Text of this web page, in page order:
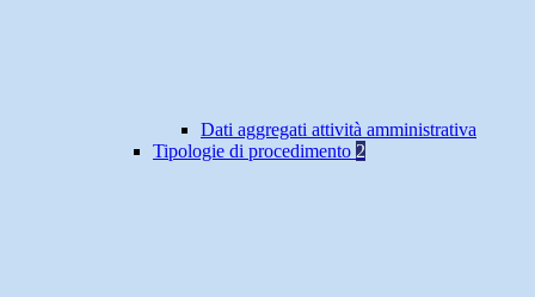
Dati aggregati attività amministrativa
Tipologie di procedimento 2